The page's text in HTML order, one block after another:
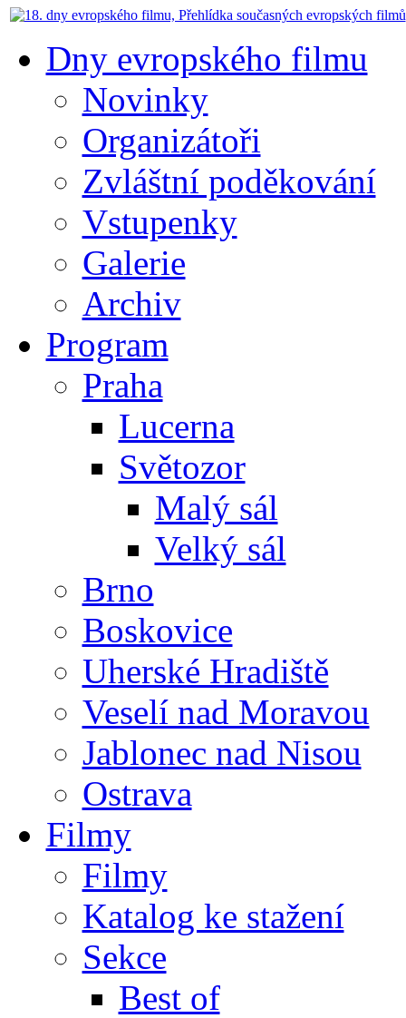
Dny evropského filmu
Novinky
Organizátoři
Zvláštní poděkování
Vstupenky
Galerie
Archiv
Program
Praha
Lucerna
Světozor
Malý sál
Velký sál
Brno
Boskovice
Uherské Hradiště
Veselí nad Moravou
Jablonec nad Nisou
Ostrava
Filmy
Filmy
Katalog ke stažení
Sekce
Best of